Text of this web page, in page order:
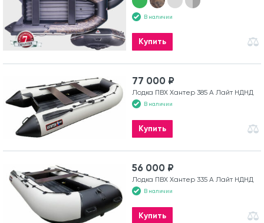
В наличии
Купить
77 000 ₽
Лодка ПВХ Хантер 385 А Лайт НДНД
В наличии
Купить
56 000 ₽
Лодка ПВХ Хантер 335 А Лайт НДНД
В наличии
Купить